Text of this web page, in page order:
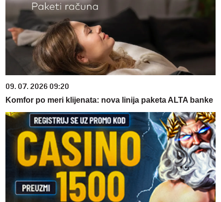
09. 07. 2026 09:20
Komfor po meri klijenata: nova linija paketa ALTA banke